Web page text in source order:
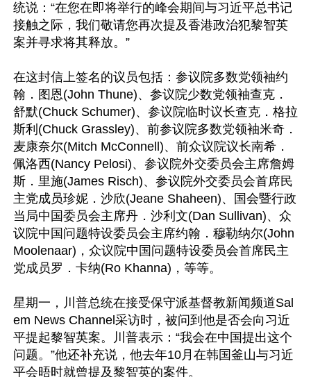
统说：“在您在即将举行的峰会期间与习近平总书记
接触之际，我们敬请您再次提及香港政治犯黎智英
案并寻求将其释放。”
在这封信上签名的议员包括：参议院多数党领袖约
翰．图恩(John Thune)、参议院少数党领袖查克．
舒默(Chuck Schumer)、参议院临时议长查克．格拉
斯利(Chuck Grassley)、前参议院多数党领袖米奇．
麦康奈尔(Mitch McConnell)、前众议院议长南希．
佩洛西(Nancy Pelosi)、参议院外交委员会主席詹姆
斯．里施(James Risch)、参议院外交委员会首席民
主党成员珍妮．沙欣(Jeane Shaheen)、国会暨行政
当局中国委员会主席丹．沙利文(Dan Sullivan)、众
议院中国问题特设委员会主席约翰．穆勒纳尔(John
Moolenaar)，众议院中国问题特设委员会首席民主
党成员罗．卡纳(Ro Khanna)，等等。
星期一，川普总统在接受保守派基督教新闻频道Sal
em News Channel采访时，被问到他是否会向习近
平提起黎智英案。川普表示：“我会在中国提出这个
问题。”他还补充说，他去年10月在韩国釜山与习近
平会晤时就曾提及黎智英的案件。